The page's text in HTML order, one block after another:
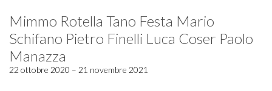
Mimmo Rotella Tano Festa Mario
Schifano Pietro Finelli Luca Coser Paolo
Manazza
22 ottobre 2020 – 21 novembre 2021